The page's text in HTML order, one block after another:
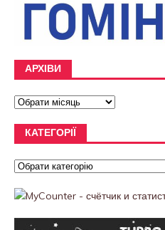
АРХІВИ
КАТЕГОРІЇ